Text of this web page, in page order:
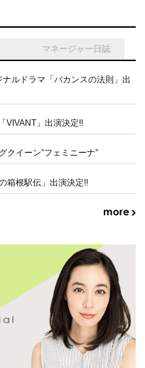
マネージャー日誌
ナルドラマ「バカンスの法則」出
VIVANT」出演決定!!
クイーン”フェミニーナ”
箱根駅伝」出演決定!!